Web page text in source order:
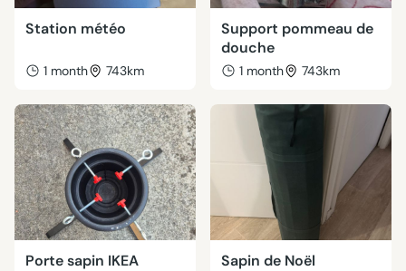
Station météo
1 month 743km
Support pommeau de
douche
1 month 743km
Porte sapin IKEA Sapin de Noël